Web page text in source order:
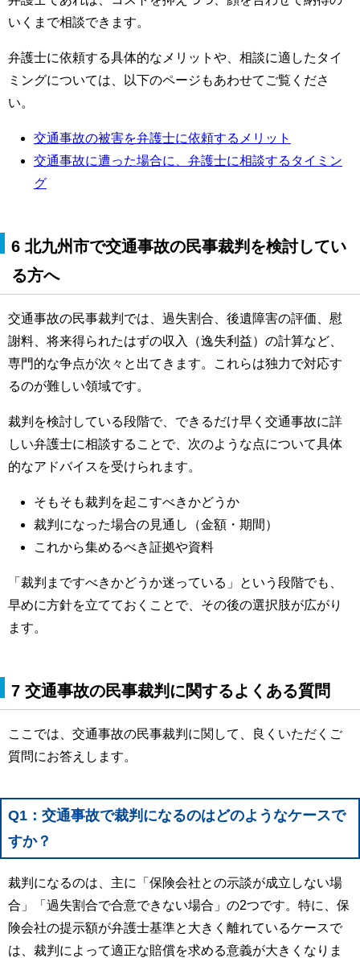
いくまで相談できます。
弁護士に依頼する具体的なメリットや、相談に適したタイ
ミングについては、以下のページもあわせてご覧くださ
い。
交通事故の被害を弁護士に依頼するメリット
交通事故に遭った場合に、弁護士に相談するタイミン
グ
6 北九州市で交通事故の民事裁判を検討してい
る方へ
交通事故の民事裁判では、過失割合、後遺障害の評価、慰
謝料、将来得られたはずの収入（逸失利益）の計算など、
専門的な争点が次々と出てきます。これらは独力で対応す
るのが難しい領域です。
裁判を検討している段階で、できるだけ早く交通事故に詳
しい弁護士に相談することで、次のような点について具体
的なアドバイスを受けられます。
そもそも裁判を起こすべきかどうか
裁判になった場合の見通し（金額・期間）
これから集めるべき証拠や資料
「裁判まですべきかどうか迷っている」という段階でも、
早めに方針を立てておくことで、その後の選択肢が広がり
ます。
7 交通事故の民事裁判に関するよくある質問
ここでは、交通事故の民事裁判に関して、良くいただくご
質問にお答えします。
Q1：交通事故で裁判になるのはどのようなケースで
すか？
裁判になるのは、主に「保険会社との示談が成立しない場
合」「過失割合で合意できない場合」の2つです。特に、保
険会社の提示額が弁護士基準と大きく離れているケースで
は、裁判によって適正な賠償を求める意義が大きくなりま